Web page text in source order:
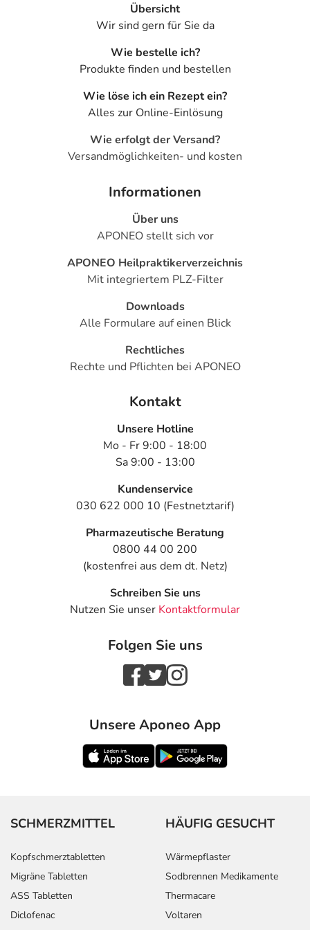
bei Kindern unter 12 Jahren, da diese Dosisstärke
IBU-ratiopharm® 400 mg darf nicht eingenommen
der sonstigen Bestandteile sind.
dem auf der Packung oder der Umverpackung
angegebenen Verfallsdatum. Das Verfallsdatum bezieht
sich auf den letzten Tag des angegebenen Monats.
1 Filmtablette enthält: 400 mg Ibuprofen.
Sonstige Bestandteile: Vorverkleisterte Maisstärke,
Hochdisperses Siliciumdioxid, Macrogol 8000, Titandioxid
PDF des Beipackzettels können Sie sich oben
Übersicht
Wir sind gern für Sie da
Wie bestelle ich?
Produkte finden und bestellen
Wie löse ich ein Rezept ein?
Alles zur Online-Einlösung
Wie erfolgt der Versand?
Versandmöglichkeiten- und kosten
Informationen
Über uns
APONEO stellt sich vor
APONEO Heilpraktikerverzeichnis
Mit integriertem PLZ-Filter
Downloads
Alle Formulare auf einen Blick
Rechtliches
Rechte und Pflichten bei APONEO
Kontakt
Unsere Hotline
Mo - Fr 9:00 - 18:00
Sa 9:00 - 13:00
Kundenservice
030 622 000 10 (Festnetztarif)
Pharmazeutische Beratung
0800 44 00 200
(kostenfrei aus dem dt. Netz)
Schreiben Sie uns
Nutzen Sie unser Kontaktformular
Folgen Sie uns
Unsere Aponeo App
SCHMERZMITTEL
Kopfschmerztabletten
Migräne Tabletten
ASS Tabletten
Diclofenac
HÄUFIG GESUCHT
Wärmepflaster
Sodbrennen Medikamente
Thermacare
Voltaren